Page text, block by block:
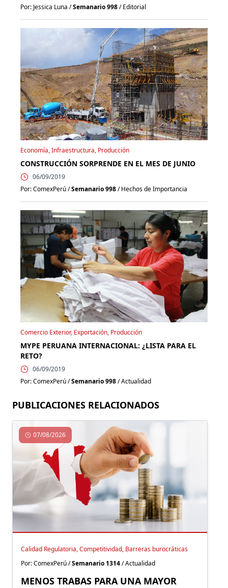
Por: Jessica Luna /Semanario 998/ Editorial
Economía, Infraestructura, Producción
CONSTRUCCIÓN SORPRENDE EN EL MES DE JUNIO
06/09/2019
Por: ComexPerú /Semanario 998/ Hechos de Importancia
Comercio Exterior, Exportación, Producción
MYPE PERUANA INTERNACIONAL: ¿LISTA PARA EL
RETO?
06/09/2019
Por: ComexPerú /Semanario 998/ Actualidad
PUBLICACIONES RELACIONADOS
07/08/2026
Calidad Regulatoria, Competitividad, Barreras burocráticas
Por: ComexPerú /Semanario 1314/ Actualidad
MENOS TRABAS PARA UNA MAYOR